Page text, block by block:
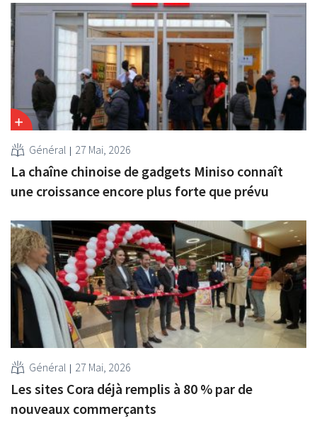
Général 27 Mai, 2026
La chaîne chinoise de gadgets Miniso connaît
une croissance encore plus forte que prévu
Général 27 Mai, 2026
Les sites Cora déjà remplis à 80 % par de
nouveaux commerçants